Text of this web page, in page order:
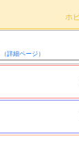
（詳細ページ）